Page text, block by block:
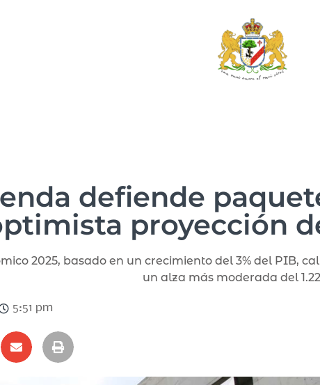
defiende
proyección
2025, basado en un crecimiento del 3% del PIB,
un alza más moderada del
5:51 pm